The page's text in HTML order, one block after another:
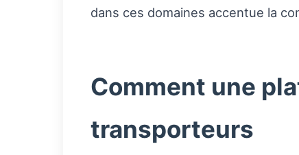
dans ces domaines accentue la
Comment une
transporteurs